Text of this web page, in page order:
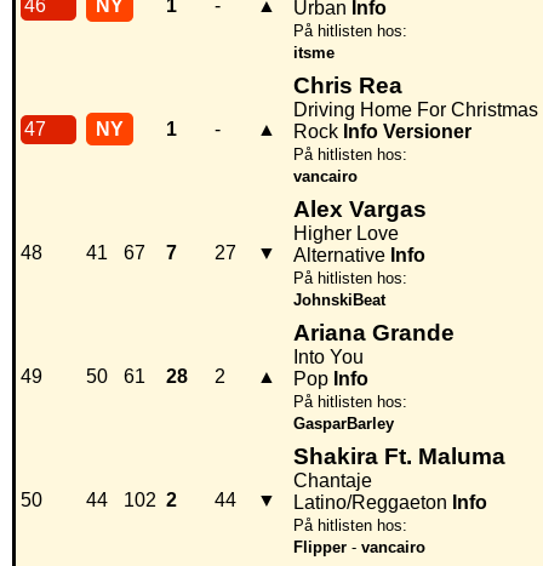
46 NY 1 - ▲
Urban Info
På hitlisten hos:
itsme
47 NY 1 - ▲
Chris Rea
Driving Home For Christmas
Rock Info Versioner
På hitlisten hos:
vancairo
48 41 67 7 27 ▼
Alex Vargas
Higher Love
Alternative Info
På hitlisten hos:
JohnskiBeat
49 50 61 28 2 ▲
Ariana Grande
Into You
Pop Info
På hitlisten hos:
GasparBarley
50 44 102 2 44 ▼
Shakira Ft. Maluma
Chantaje
Latino/Reggaeton Info
På hitlisten hos:
Flipper - vancairo